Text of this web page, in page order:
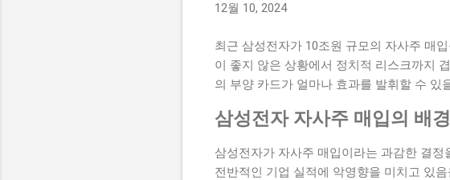
12월 10, 2024
최근 삼성전자가 10조원 규모의 자사주 매
이 좋지 않은 상황에서 정치적 리스크까지
의 부양 카드가 얼마나 효과를 발휘할 수 있
삼성전자 자사주 매입의 배경
삼성전자가 자사주 매입이라는 과감한 결
전반적인 기업 실적에 악영향을 미치고 있